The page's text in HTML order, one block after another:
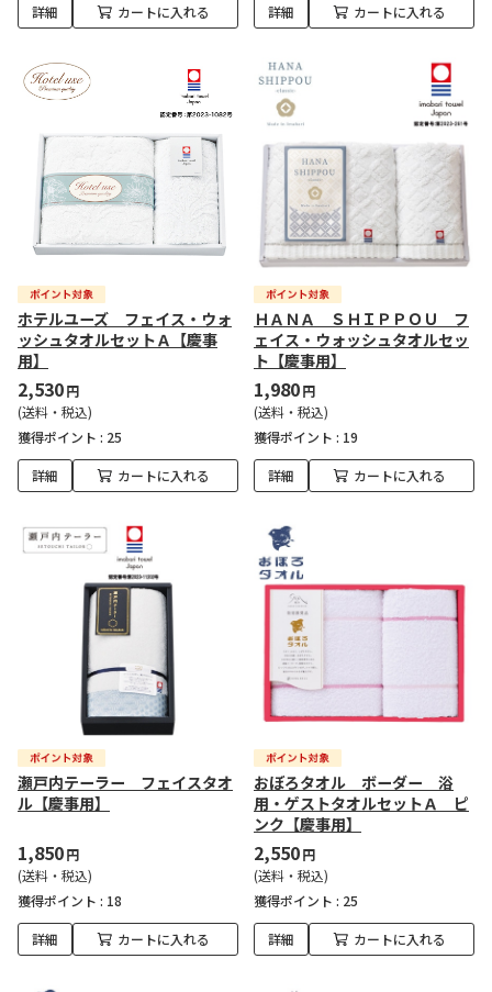
詳細 カートに入れる 詳細 カートに入れる
ホテルユーズ フェイス・ウォ
ッシュタオルセットＡ【慶事
用】
2,530円
(送料・税込)
獲得ポイント : 25
詳細 カートに入れる
ＨＡＮＡ ＳＨＩＰＰＯＵ フ
ェイス・ウォッシュタオルセッ
ト【慶事用】
1,980円
(送料・税込)
獲得ポイント : 19
詳細 カートに入れる
瀬戸内テーラー フェイスタオ
ル【慶事用】
1,850円
(送料・税込)
獲得ポイント : 18
詳細 カートに入れる
おぼろタオル ボーダー 浴
用・ゲストタオルセットＡ ピ
ンク【慶事用】
2,550円
(送料・税込)
獲得ポイント : 25
詳細 カートに入れる